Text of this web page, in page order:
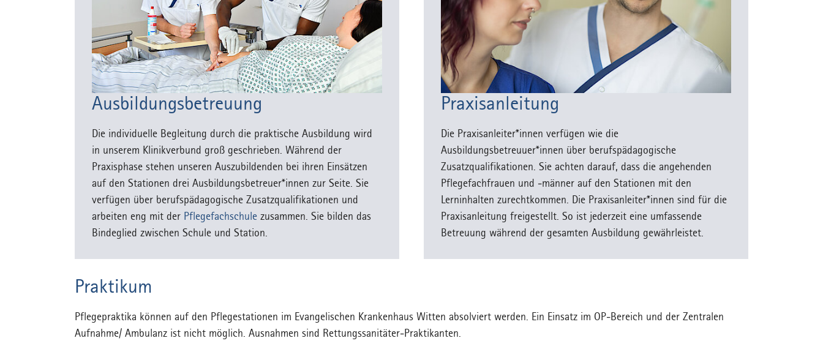
Ausbildungsbetreuung
Die individuelle Begleitung durch die praktische Ausbildung wird
in unserem Klinikverbund groß geschrieben. Während der
Praxisphase stehen unseren Auszubildenden bei ihren Einsätzen
auf den Stationen drei Ausbildungsbetreuer*innen zur Seite. Sie
verfügen über berufspädagogische Zusatzqualifikationen und
arbeiten eng mit der Pflegefachschule zusammen. Sie bilden das
Bindeglied zwischen Schule und Station.
Praxisanleitung
Die Praxisanleiter*innen verfügen wie die
Ausbildungsbetreuuer*innen über berufspädagogische
Zusatzqualifikationen. Sie achten darauf, dass die angehenden
Pflegefachfrauen und -männer auf den Stationen mit den
Lerninhalten zurechtkommen. Die Praxisanleiter*innen sind für die
Praxisanleitung freigestellt. So ist jederzeit eine umfassende
Betreuung während der gesamten Ausbildung gewährleistet.
Praktikum
Pflegepraktika können auf den Pflegestationen im Evangelischen Krankenhaus Witten absolviert werden. Ein Einsatz im OP-Bereich und der Zentralen
Aufnahme/ Ambulanz ist nicht möglich. Ausnahmen sind Rettungssanitäter-Praktikanten.